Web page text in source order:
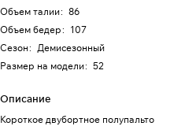
Объем талии: 86
Объем бедер: 107
Сезон: Демисезонный
Размер на модели: 52
Описание
Короткое двубортное полупальто